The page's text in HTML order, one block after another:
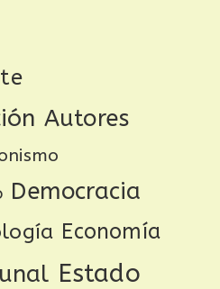
Autores
Democracia
Economía
Estado